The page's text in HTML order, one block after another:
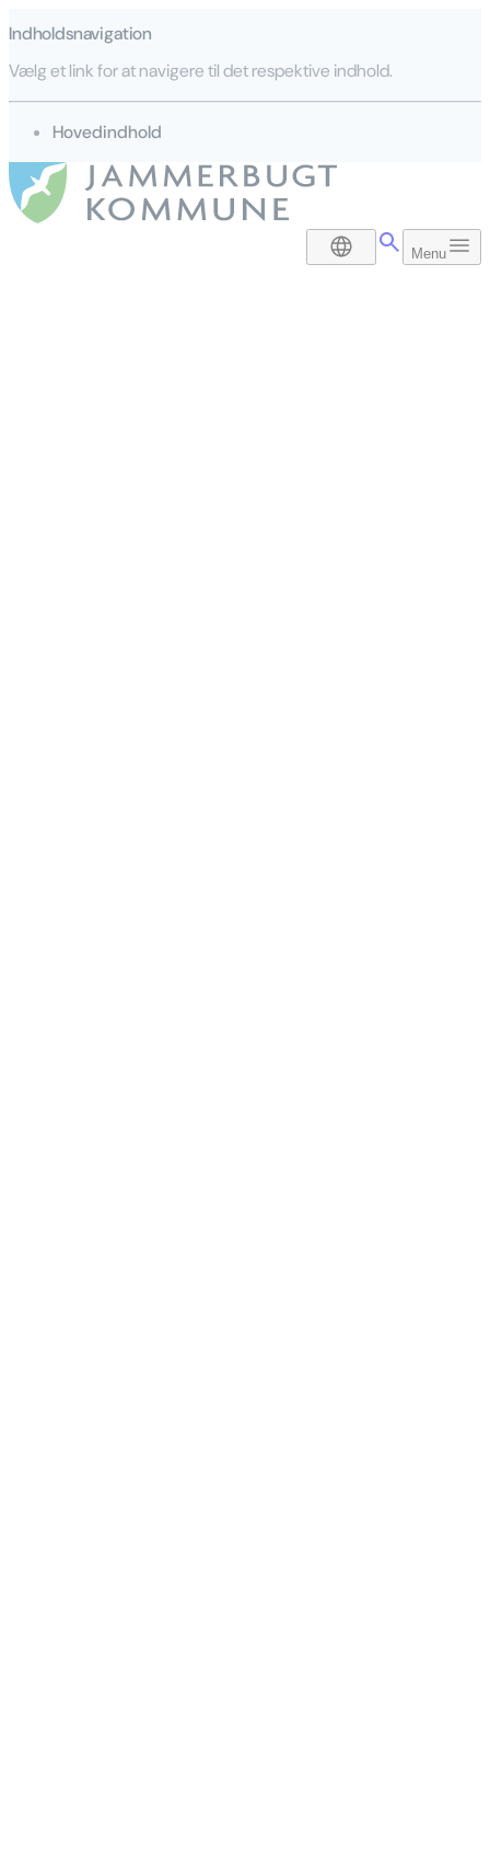
Indholdsnavigation
Vælg et link for at navigere til det respektive indhold.
gå til
Hovedindhold
DA Menu